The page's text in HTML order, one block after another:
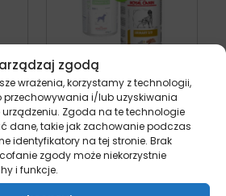
zgodą
wrażenia, korzystamy z technologii,
przechowywania i/lub uzyskiwania
Zgoda na te technologie
dane, takie jak zachowanie podczas
identyfikatory na tej stronie. Brak
zgody może niekorzystnie
i funkcje.
–
Royal Canin Urinary
S/O puszka dla psa
410g
pies